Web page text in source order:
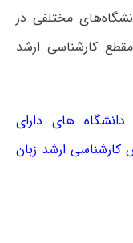
مختلفی در
کارشناسی ارشد
دانشگاه های دارای
ارشد زبان